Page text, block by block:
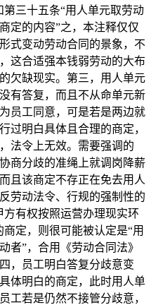
三十五条“用人单元取劳动
定的内容”之，本注释仅仅
式变动劳动合同的景象，不
这合适强本钱弱劳动的大布
欠缺现实。第三，用人单元
有答复，而且不从命单元新
员工同意，可是若是两边就
过明白具体且合理的商定，
法令上无效。需要强调的
商分歧的准绳上就调岗降薪
且该商定不存正在免去用人
劳动法令、行规的强制性的
有权按照运营办理现实环
定，则很可能被认定是“用
者”，合用《劳动合同法》
，员工明白答复分歧意变
体明白的商定，此时用人单
工若是仍然不接管分歧意，